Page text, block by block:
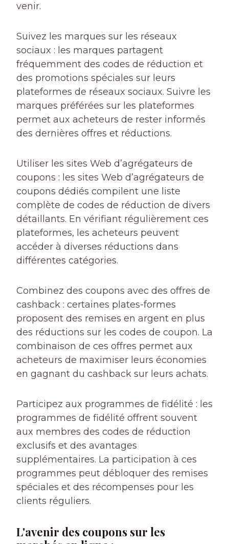
venir.
Suivez les marques sur les réseaux
sociaux : les marques partagent
fréquemment des codes de réduction et
des promotions spéciales sur leurs
plateformes de réseaux sociaux. Suivre les
marques préférées sur les plateformes
permet aux acheteurs de rester informés
des dernières offres et réductions.
Utiliser les sites Web d’agrégateurs de
coupons : les sites Web d’agrégateurs de
coupons dédiés compilent une liste
complète de codes de réduction de divers
détaillants. En vérifiant régulièrement ces
plateformes, les acheteurs peuvent
accéder à diverses réductions dans
différentes catégories.
Combinez des coupons avec des offres de
cashback : certaines plates-formes
proposent des remises en argent en plus
des réductions sur les codes de coupon. La
combinaison de ces offres permet aux
acheteurs de maximiser leurs économies
en gagnant du cashback sur leurs achats.
Participez aux programmes de fidélité : les
programmes de fidélité offrent souvent
aux membres des codes de réduction
exclusifs et des avantages
supplémentaires. La participation à ces
programmes peut débloquer des remises
spéciales et des récompenses pour les
clients réguliers.
L'avenir des coupons sur les